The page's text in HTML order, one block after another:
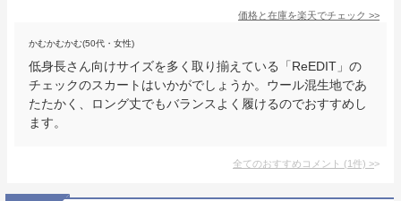
価格と在庫を楽天でチェック >>
かむかむかむ(50代・女性)
低身長さん向けサイズを多く取り揃えている「ReEDIT」の
チェックのスカートはいかがでしょうか。ウール混生地であ
たたかく、ロング丈でもバランスよく履けるのでおすすめし
ます。
全てのおすすめコメント (1件) >